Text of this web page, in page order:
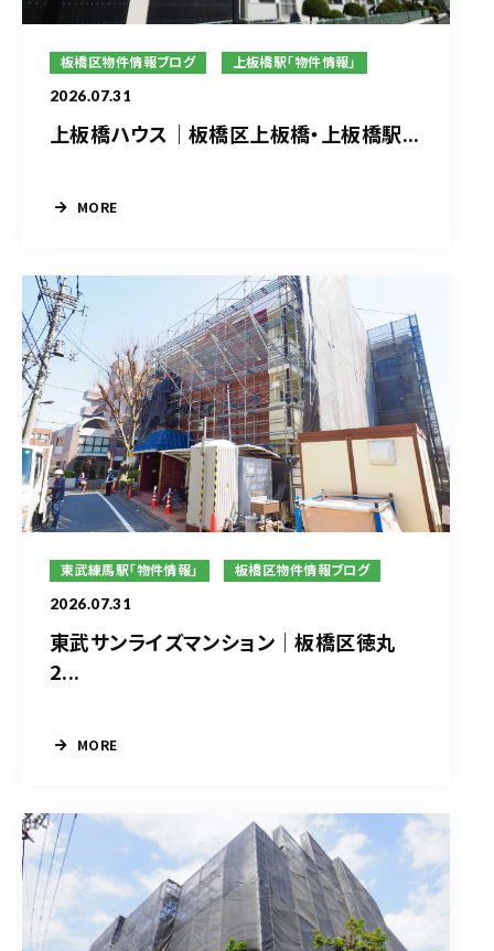
板橋区物件情報ブログ 上板橋駅「物件情報」
2026.07.31
上板橋ハウス｜板橋区上板橋・上板橋駅...
MORE
東武練馬駅「物件情報」 板橋区物件情報ブログ
2026.07.31
東武サンライズマンション｜板橋区徳丸
2...
MORE